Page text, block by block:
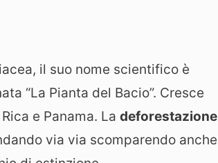
il suo nome scientifico è
“La Pianta del Bacio”. Cresce
e Panama. La deforestazione
via via scomparendo anche